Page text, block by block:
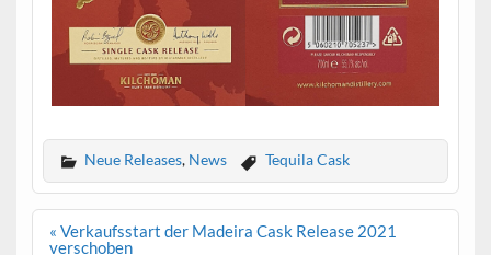
Neue Releases, News Tequila Cask
Beitrags-
Navigation
« Verkaufsstart der Madeira Cask Release 2021
verschoben